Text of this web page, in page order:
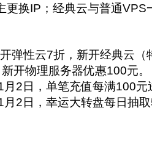
更换IP；经典云与普通VPS
弹性云7折，新开经典云（
开物理服务器优惠100元。
2日，单笔充值每满100元
2日，幸运大转盘每日抽